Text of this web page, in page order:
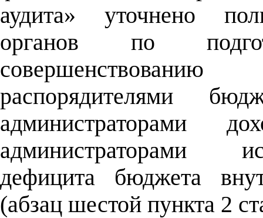
аудита» уточнено
органов по
совершенствованию
распорядителями
администраторами
администраторами
дефицита бюджета
(абзац шестой пункта 2